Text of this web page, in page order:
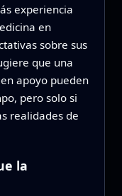
experiencia
en
sobre sus
que una
apoyo pueden
pero solo si
realidades de
la